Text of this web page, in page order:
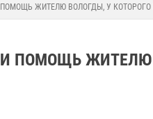
ЖИТЕЛЮ ВОЛОГДЫ, У
ПОМОЩЬ ЖИТЕЛЮ